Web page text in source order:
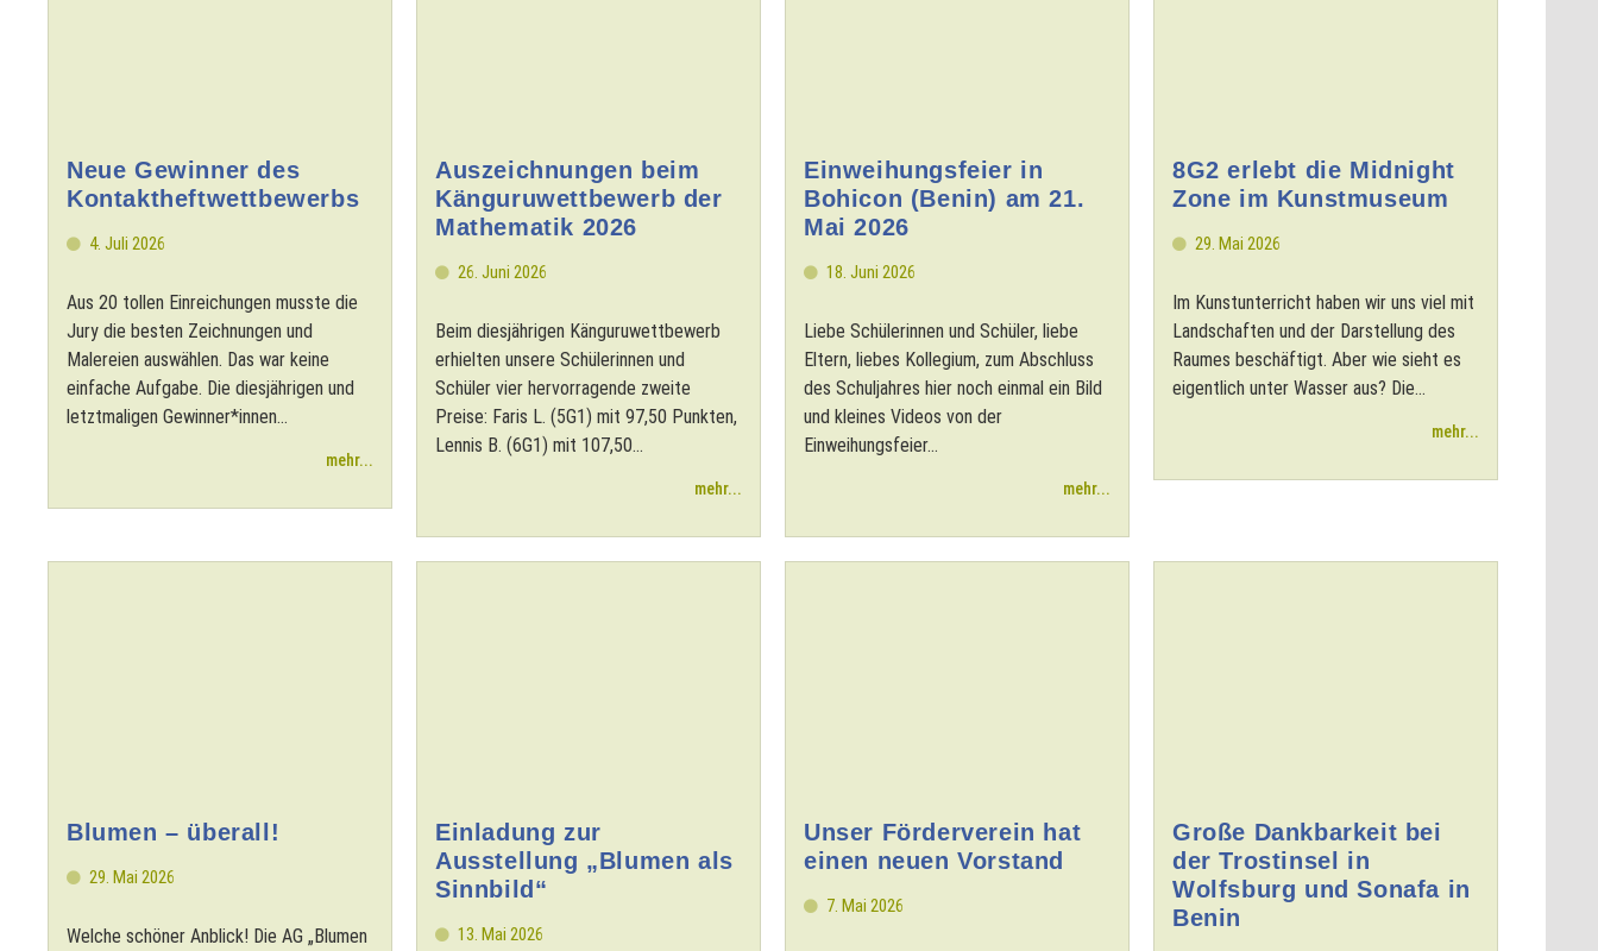
Neue Gewinner des
Kontaktheftwettbewerbs
4. Juli 2026
Aus 20 tollen Einreichungen musste die
Jury die besten Zeichnungen und
Malereien auswählen. Das war keine
einfache Aufgabe. Die diesjährigen und
letztmaligen Gewinner*innen...
mehr...
Auszeichnungen beim
Känguruwettbewerb der
Mathematik 2026
26. Juni 2026
Beim diesjährigen Känguruwettbewerb
erhielten unsere Schülerinnen und
Schüler vier hervorragende zweite
Preise: Faris L. (5G1) mit 97,50 Punkten,
Lennis B. (6G1) mit 107,50...
mehr...
Einweihungsfeier in
Bohicon (Benin) am 21.
Mai 2026
18. Juni 2026
Liebe Schülerinnen und Schüler, liebe
Eltern, liebes Kollegium, zum Abschluss
des Schuljahres hier noch einmal ein Bild
und kleines Videos von der
Einweihungsfeier...
mehr...
8G2 erlebt die Midnight
Zone im Kunstmuseum
29. Mai 2026
Im Kunstunterricht haben wir uns viel mit
Landschaften und der Darstellung des
Raumes beschäftigt. Aber wie sieht es
eigentlich unter Wasser aus? Die...
mehr...
Blumen – überall!
29. Mai 2026
Welche schöner Anblick! Die AG „Blumen
Einladung zur
Ausstellung „Blumen als
Sinnbild“
13. Mai 2026
Unser Förderverein hat
einen neuen Vorstand
7. Mai 2026
Große Dankbarkeit bei
der Trostinsel in
Wolfsburg und Sonafa in
Benin